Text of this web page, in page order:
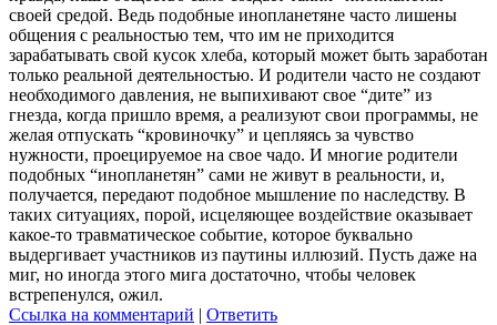
своей средой. Ведь подобные инопланетяне часто лишены
общения с реальностью тем, что им не приходится
зарабатывать свой кусок хлеба, который может быть заработан
только реальной деятельностью. И родители часто не создают
необходимого давления, не выпихивают свое “дите” из
гнезда, когда пришло время, а реализуют свои программы, не
желая отпускать “кровиночку” и цепляясь за чувство
нужности, проецируемое на свое чадо. И многие родители
подобных “инопланетян” сами не живут в реальности, и,
получается, передают подобное мышление по наследству. В
таких ситуациях, порой, исцеляющее воздействие оказывает
какое-то травматическое событие, которое буквально
выдергивает участников из паутины иллюзий. Пусть даже на
миг, но иногда этого мига достаточно, чтобы человек
встрепенулся, ожил.
Ссылка на комментарий | Ответить